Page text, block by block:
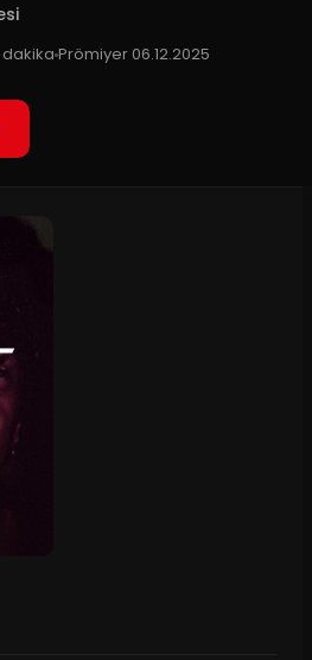
dakikaPrömiyer 06.12.2025